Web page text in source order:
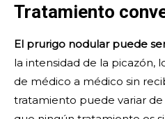
Tratamiento
El prurigo nodular puede
la intensidad de la picazón,
de médico a médico sin
tratamiento puede variar de